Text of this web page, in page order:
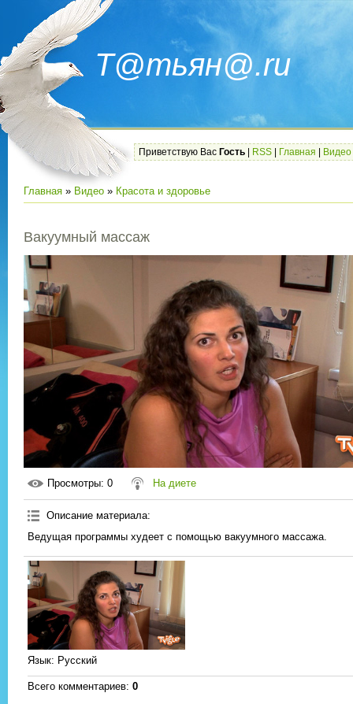
Т@тьян@.ru
Приветствую Вас Гость RSS Главная Видео
Главная » Видео » Красота и здоровье
Вакуумный массаж
Просмотры: 0 На диете
Описание материала:
Ведущая программы худеет с помощью вакуумного массажа.
Язык: Русский
Всего комментариев: 0